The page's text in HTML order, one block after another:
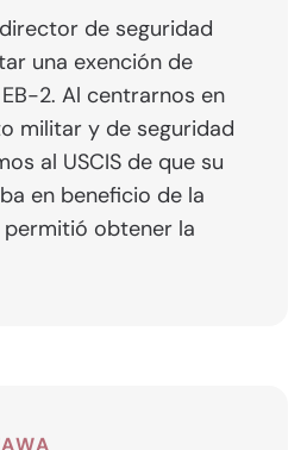
de seguridad
una exención de
2. Al centrarnos en
militar y de seguridad
al USCIS de que su
en beneficio de la
permitió obtener la